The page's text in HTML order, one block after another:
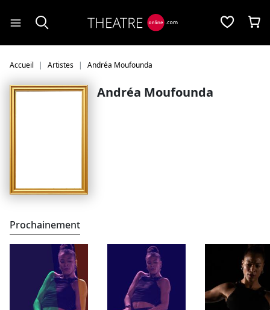
Accueil Artistes Andréa Moufounda
Andréa Moufounda
Prochainement